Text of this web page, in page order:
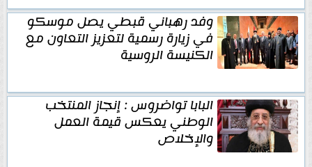
وفد رهباني قبطي يصل موسكو
في زيارة رسمية لتعزيز التعاون مع
الكنيسة الروسية
البابا تواضروس : إنجاز المنتخب
الوطني يعكس قيمة العمل
والإخلاص